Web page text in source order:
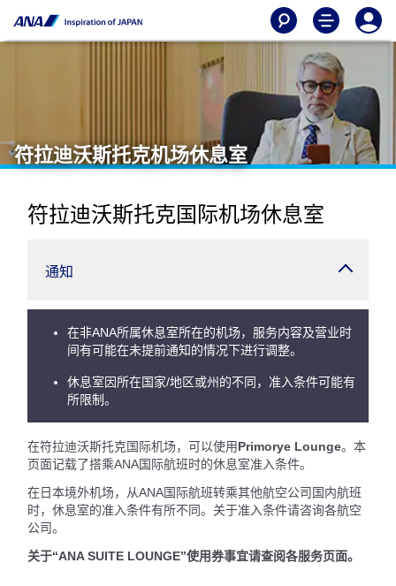
符拉迪沃斯托克机场休息室
符拉迪沃斯托克国际机场休息室
通知
在非ANA所属休息室所在的机场，服务内容及营业时
间有可能在未提前通知的情况下进行调整。
休息室因所在国家/地区或州的不同，准入条件可能有
所限制。
在符拉迪沃斯托克国际机场，可以使用Primorye Lounge。本
页面记载了搭乘ANA国际航班时的休息室准入条件。
在日本境外机场，从ANA国际航班转乘其他航空公司国内航班
时，休息室的准入条件有所不同。关于准入条件请咨询各航空
公司。
关于“ANA SUITE LOUNGE”使用券事宜请查阅各服务页面。